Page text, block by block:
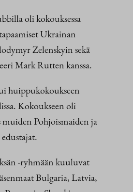
oli kokouksessa
Ukrainan
Zelenskyin sekä
Mark Rutten kanssa.
huippukokoukseen
Kokoukseen oli
Pohjoismaiden ja
-ryhmään kuuluvat
Bulgaria, Latvia,